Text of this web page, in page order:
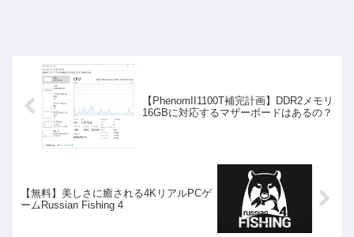
【PhenomII1100T補完計画】DDR2メモリ
16GBに対応するマザーボードはあるの？
【無料】美しさに癒される4KリアルPCゲ
ームRussian Fishing 4